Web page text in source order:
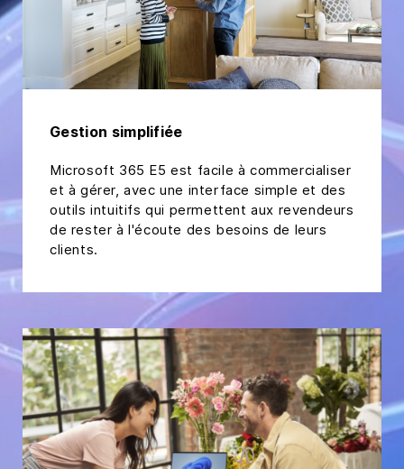
Gestion simplifiée
Microsoft 365 E5 est facile à commercialiser
et à gérer, avec une interface simple et des
outils intuitifs qui permettent aux revendeurs
de rester à l'écoute des besoins de leurs
clients.